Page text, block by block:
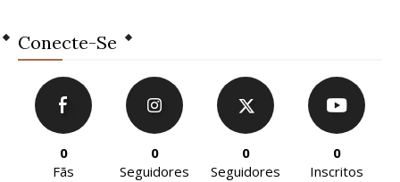
Conecte-Se
0
Fãs
0
Seguidores
0
Seguidores
0
Inscritos